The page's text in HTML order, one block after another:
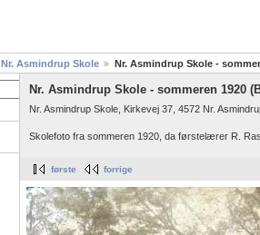
Nr. Asmindrup Skole Nr. Asmindrup Skole -
Nr. Asmindrup Skole - sommeren 1920
Nr. Asmindrup Skole, Kirkevej 37, 4572 Nr.
Skolefoto fra sommeren 1920, da førstelærer R.
første forrige